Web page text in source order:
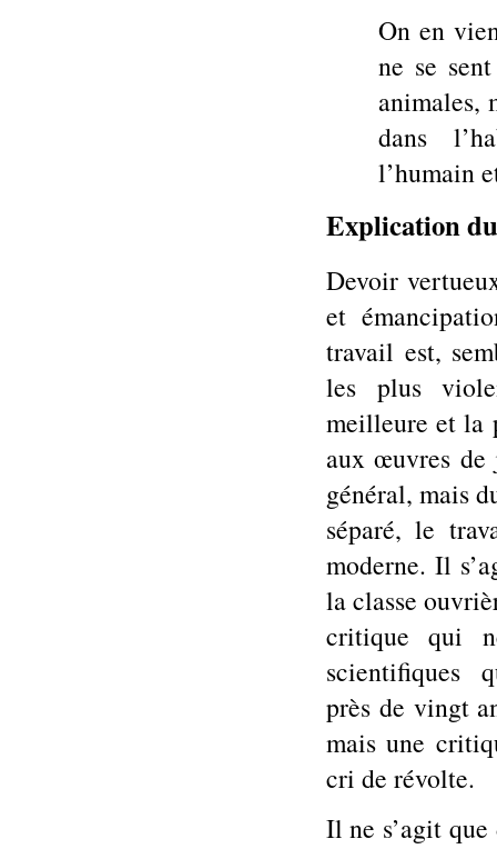
On en
ne se
animales,
dans
l’humain
Explication
Devoir
et
travail est,
les plus
meilleure et la
aux œuvres de
général, mais
séparé, le
moderne. Il
la classe
critique qui
scientifiques
près de vingt
mais une
cri de révolte.
Il ne s’agit